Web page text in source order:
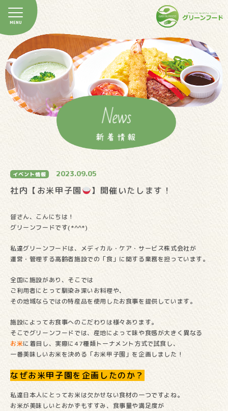
News
新着情報
イベント情報 2023.09.05
社内【お米甲子園 】開催いたします！
皆さん、こんにちは！
グリーンフードです(*^^*)
私達グリーンフードは、メディカル・ケア・サービス株式会社が
運営・管理する高齢者施設での「食」に関する業務を担っています。
全国に施設があり、そこでは
ご利用者にとって馴染み深いお料理や、
その地域ならではの特産品を使用したお食事を提供しています。
施設によってお食事へのこだわりは様々あります。
そこでグリーンフードでは、産地によって味や食感が大きく異なる
お米に着目し、実際に47種類トーナメント方式で試食し、
一番美味しいお米を決める「お米甲子園」を企画しました！
なぜお米甲子園を企画したのか？
私達日本人にとってお米は欠かせない食材の一つですよね。
お米が美味しいとおかずもすすみ、食事量や満足度が